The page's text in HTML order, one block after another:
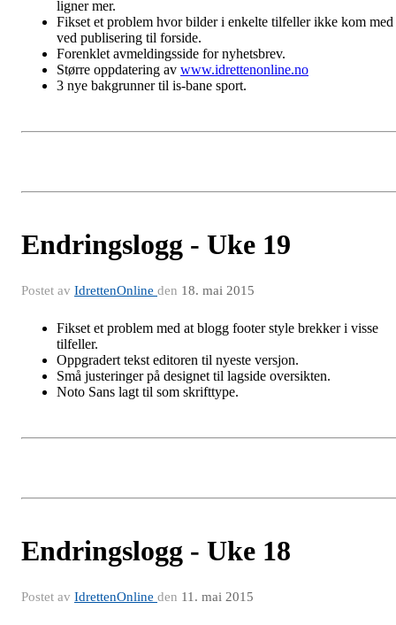
ligner mer.
Fikset et problem hvor bilder i enkelte tilfeller ikke kom med
ved publisering til forside.
Forenklet avmeldingsside for nyhetsbrev.
Større oppdatering av www.idrettenonline.no
3 nye bakgrunner til is-bane sport.
Endringslogg - Uke 19
Postet av IdrettenOnline den 18. mai 2015
Fikset et problem med at blogg footer style brekker i visse
tilfeller.
Oppgradert tekst editoren til nyeste versjon.
Små justeringer på designet til lagside oversikten.
Noto Sans lagt til som skrifttype.
Endringslogg - Uke 18
Postet av IdrettenOnline den 11. mai 2015